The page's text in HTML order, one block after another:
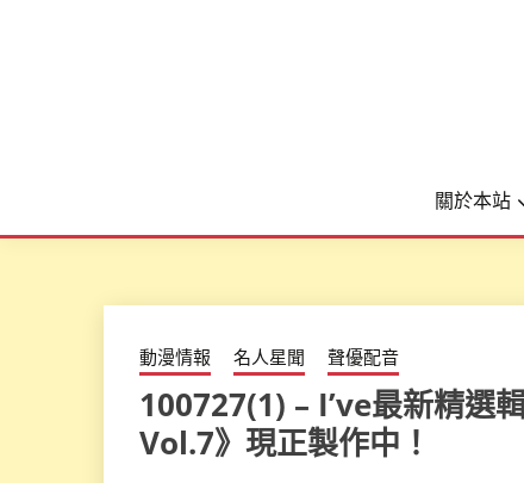
關於本站
動漫情報 名人星聞 聲優配音
100727(1) – I’ve最新精選
Vol.7》現正製作中！